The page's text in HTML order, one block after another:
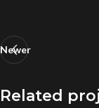
Newer
Related